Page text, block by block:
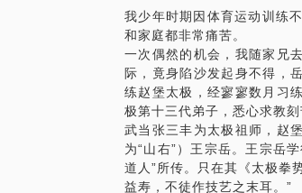
课程目标：
通过分步科学练习，学员
理；
在一式拳架完整盘活的
在拳架精准、技击熟练的
生的高深精妙之处。
课程对象：
喜爱传承有序，中华传统
体弱多病，气血不盈，体
我少年时期因体育运动训练
和家庭都非常痛苦。
一次偶然的机会，我随家兄
际，竟身陷沙发起身不得，
练赵堡太极，经寥寥数月习
极第十三代弟子，悉心求教
武当张三丰为太极祖师，赵
为“山右”）王宗岳。王宗岳
道人”所传。只在其《太极拳
益寿，不徒作技艺之末耳。”